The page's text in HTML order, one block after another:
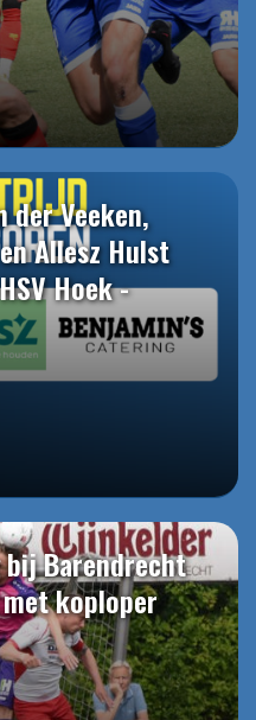
der Veeken,
Allesz Hulst
Hoek -
Barendrecht
koploper